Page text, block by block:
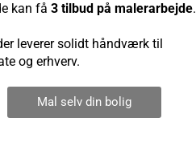
kan få3 tilbud på malerarbejde.
leverer solidt håndværk til
og erhverv.
Mal selv din bolig